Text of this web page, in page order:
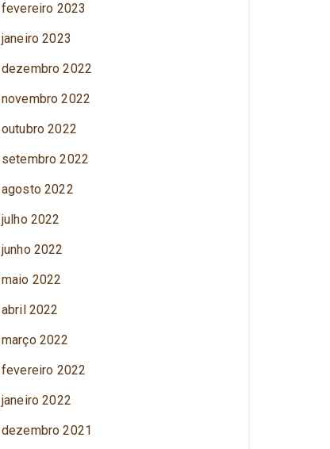
fevereiro 2023
janeiro 2023
dezembro 2022
novembro 2022
outubro 2022
setembro 2022
agosto 2022
julho 2022
junho 2022
maio 2022
abril 2022
março 2022
fevereiro 2022
janeiro 2022
dezembro 2021